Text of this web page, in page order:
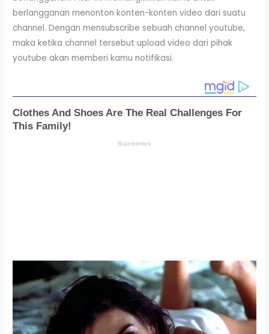
berlangganan menonton konten-konten video dari suatu
channel. Dengan mensubscribe sebuah channel youtube,
maka ketika channel tersebut upload video dari pihak
youtube akan memberi kamu notifikasi.